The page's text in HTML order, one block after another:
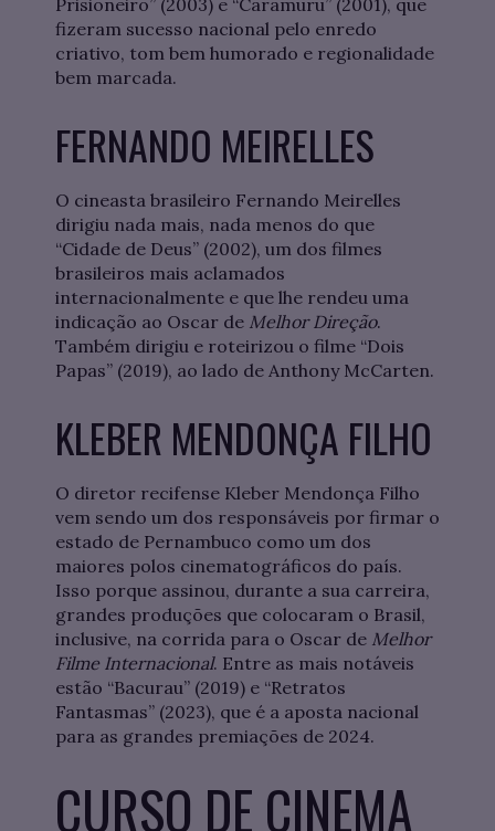
fizeram sucesso nacional pelo enredo
criativo, tom bem humorado e regionalidade
bem marcada.
FERNANDO MEIRELLES
O cineasta brasileiro Fernando Meirelles
dirigiu nada mais, nada menos do que
“Cidade de Deus” (2002), um dos filmes
brasileiros mais aclamados
internacionalmente e que lhe rendeu uma
indicação ao Oscar de Melhor Direção.
Também dirigiu e roteirizou o filme “Dois
Papas” (2019), ao lado de Anthony McCarten.
KLEBER MENDONÇA FILHO
O diretor recifense Kleber Mendonça Filho
vem sendo um dos responsáveis por firmar o
estado de Pernambuco como um dos
maiores polos cinematográficos do país.
Isso porque assinou, durante a sua carreira,
grandes produções que colocaram o Brasil,
inclusive, na corrida para o Oscar de Melhor
Filme Internacional. Entre as mais notáveis
estão “Bacurau” (2019) e “Retratos
Fantasmas” (2023), que é a aposta nacional
para as grandes premiações de 2024.
CURSO DE CINEMA